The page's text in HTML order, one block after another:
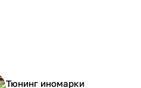
Тюнинг иномарки